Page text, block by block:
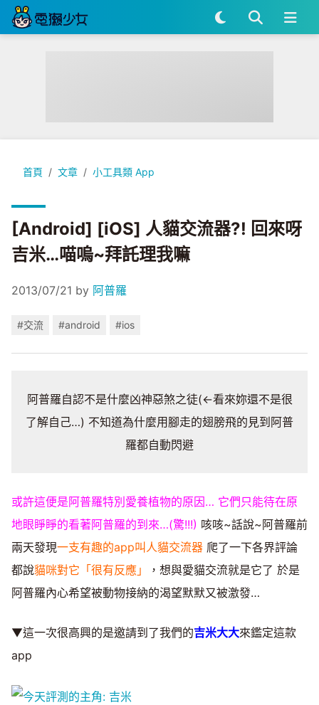
首頁 文章 小工具類 App
[Android] [iOS] 人貓交流器?! 回來呀吉米…喵嗚~拜託理我嘛
[Android] [iOS] 人貓交流器?! 回來呀
吉米…喵嗚~拜託理我嘛
2013/07/21 by 阿普羅
#交流 #android #ios
阿普羅自認不是什麼凶神惡煞之徒(←看來妳還不是很
了解自己…) 不知道為什麼用腳走的翅膀飛的見到阿普
羅都自動閃避
或許這便是阿普羅特別愛養植物的原因… 它們只能待在原
地眼睜睜的看著阿普羅的到來…(驚!!!) 咳咳~話說~阿普羅前
兩天發現一支有趣的app叫人貓交流器 爬了一下各界評論
都說貓咪對它「很有反應」
，想與愛貓交流就是它了 於是
阿普羅內心希望被動物接納的渴望默默又被激發…
▼這一次很高興的是邀請到了我們的吉米大大來鑑定這款
app